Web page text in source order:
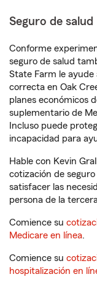
Seguro de salud
Conforme
seguro de salud
State Farm le ayude
correcta en Oak
planes económicos
suplementario de
Incluso puede
incapacidad para
Hable con Kevin
cotización de
satisfacer las
persona de la
Comience su
Medicare en línea.
Comience su
hospitalización en